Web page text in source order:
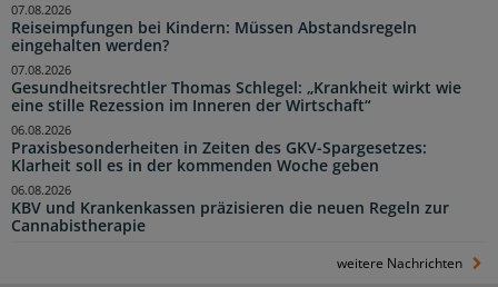
Reiseimpfungen bei Kindern: Müssen Abstandsregeln
eingehalten werden?
07.08.2026
Gesundheitsrechtler Thomas Schlegel: „Krankheit wirkt wie
eine stille Rezession im Inneren der Wirtschaft“
07.08.2026
Praxisbesonderheiten in Zeiten des GKV-Spargesetzes:
Klarheit soll es in der kommenden Woche geben
06.08.2026
KBV und Krankenkassen präzisieren die neuen Regeln zur
Cannabistherapie
06.08.2026
weitere Nachrichten